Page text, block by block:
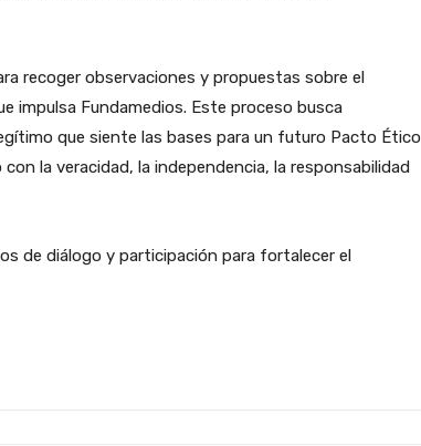
recoger observaciones y propuestas sobre el
impulsa Fundamedios. Este proceso busca
que siente las bases para un futuro Pacto Ético
la veracidad, la independencia, la responsabilidad
de diálogo y participación para fortalecer el